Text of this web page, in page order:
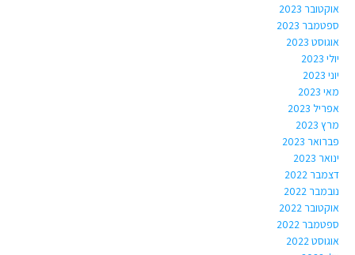
אוקטובר 2023
ספטמבר 2023
אוגוסט 2023
יולי 2023
יוני 2023
מאי 2023
אפריל 2023
מרץ 2023
פברואר 2023
ינואר 2023
דצמבר 2022
נובמבר 2022
אוקטובר 2022
ספטמבר 2022
אוגוסט 2022